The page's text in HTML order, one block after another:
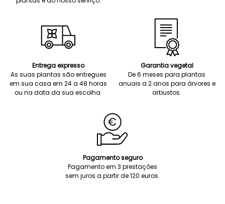
Entrega expresso
As suas plantas são entregues
em sua casa em 24 a 48 horas
ou na data da sua escolha.
Garantia vegetal
De 6 meses para plantas
anuais a 2 anos para árvores e
arbustos.
Pagamento seguro
Pagamento em 3 prestações
sem juros a partir de 120 euros.